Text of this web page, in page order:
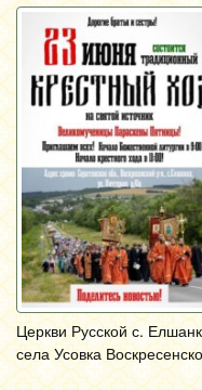
Церкви Русской с.
села Усовка